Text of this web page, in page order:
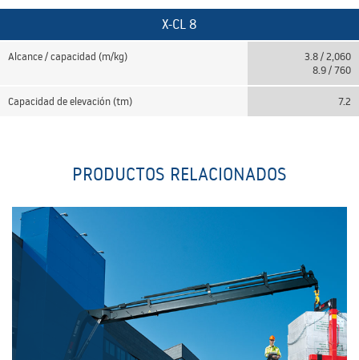
X-CL 8
Alcance / capacidad (m/kg)
3.8 / 2,060
8.9 / 760
Capacidad de elevación (tm) 7.2
PRODUCTOS RELACIONADOS